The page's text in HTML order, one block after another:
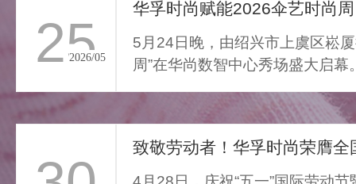
家门，我们亟需“能裹住情
绪”的柔色。家居服将“家的温
柔结界”缝进每寸面料，无需
逃离，换上这身柔雾，便能
让外界紧绷沉进居家软意，
呼吸慢下来，让家成为接住
所有情绪的栖居地。
25
2026/05
华孚时尚赋能2026伞艺时尚
5月24日晚，由绍兴市上虞区崧
周”在华尚数智中心秀场盛大启幕
致敬劳动者！华孚时尚荣膺